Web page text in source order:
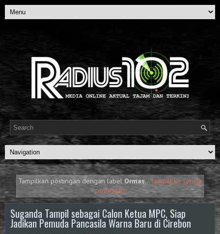
Tampilkan postingan dengan label Ormas. Tampilkan semua
postingan
Suganda Tampil sebagai Calon Ketua MPC, Siap
Jadikan Pemuda Pancasila Warna Baru di Cirebon